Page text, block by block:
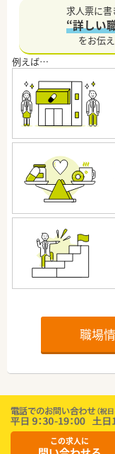
求人票に
“詳しい
をお伝え
職場
この求人に